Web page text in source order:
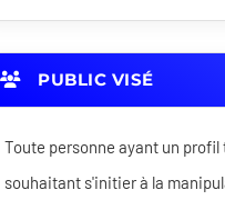
PUBLIC VISÉ
Toute personne ayant un profil
souhaitant s'initier à la